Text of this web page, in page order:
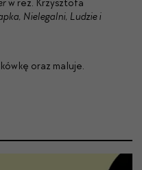
w reż. Krzysztofa
Nielegalni, Ludzie i
oraz maluje.